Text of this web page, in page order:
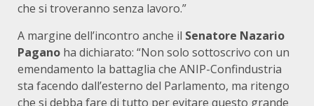
che si troveranno senza lavoro.”
A margine dell’incontro anche il Senatore Nazario
Pagano ha dichiarato: “Non solo sottoscrivo con un
emendamento la battaglia che ANIP-Confindustria
sta facendo dall’esterno del Parlamento, ma ritengo
che si debba fare di tutto per evitare questo grande